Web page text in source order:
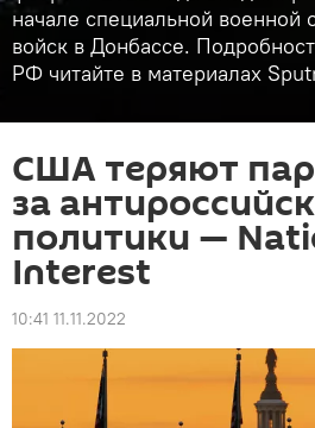
начале специальной военной
войск в Донбассе.
РФ читайте в материалах
США теряют
за
политики —
Interest
10:41 11.11.2022